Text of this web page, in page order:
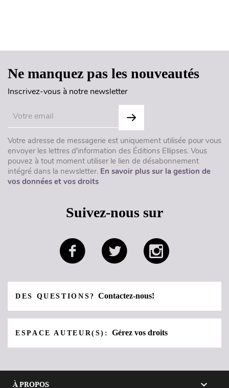
Ne manquez pas les nouveautés
Inscrivez-vous à notre newsletter
Votre adresse de messagerie est uniquement utilisée pour vous
envoyer les lettres d'information des Éditions Ellipses. Vous
pouvez à tout moment utiliser le lien de désabonnement
intégré dans la newsletter. En savoir plus sur la gestion de
vos données et vos droits
Suivez-nous sur
DES QUESTIONS?Contactez-nous!
ESPACE AUTEUR(S):Gérez vos droits
À PROPOS 